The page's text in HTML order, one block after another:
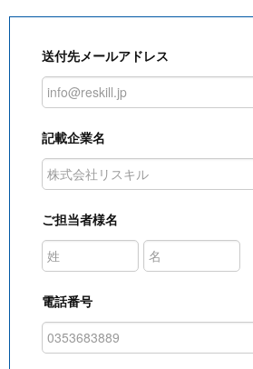
送付先メールアドレス
記載企業名
ご担当者様名
電話番号